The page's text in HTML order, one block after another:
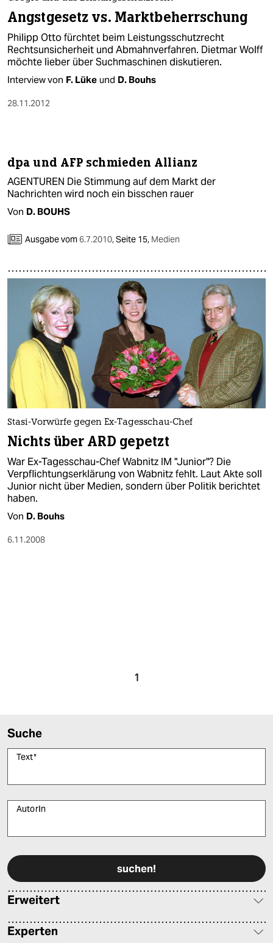
nord
wahrheit
verlag
verlag
shop
fragen & hilfe
unterstützen
epaper login
Angstgesetz vs. Marktbeherrschung
Philipp Otto fürchtet beim Leistungsschutzrecht
Rechtsunsicherheit und Abmahnverfahren. Dietmar Wolff
möchte lieber über Suchmaschinen diskutieren.
Interview von F. Lüke und D. Bouhs
28.11.2012
dpa und AFP schmieden Allianz
AGENTUREN Die Stimmung auf dem Markt der
Nachrichten wird noch ein bisschen rauer
Von D. BOUHS
Ausgabe vom6.7.2010,Seite 15, Medien
Stasi-Vorwürfe gegen Ex-Tagesschau-Chef
Nichts über ARD gepetzt
War Ex-Tagesschau-Chef Wabnitz IM "Junior"? Die
Verpflichtungserklärung von Wabnitz fehlt. Laut Akte soll
Junior nicht über Medien, sondern über Politik berichtet
haben.
Von D. Bouhs
6.11.2008
1
Suche
Text*
AutorIn
Erweitert
Experten